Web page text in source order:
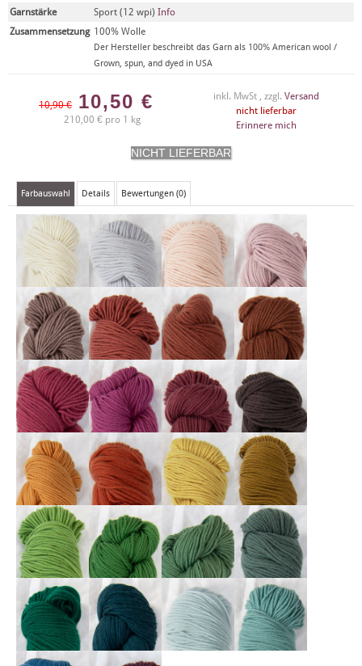
Garnstärke
Sport (12 wpi) Info
Zusammensetzung 100% Wolle
Der Hersteller beschreibt das Garn als 100% American wool /
Grown, spun, and dyed in USA
10,90 € 10,50 €
210,00 € pro 1 kg
inkl. MwSt , zzgl. Versand
nicht lieferbar
Erinnere mich
Farbauswahl Details Bewertungen (0)